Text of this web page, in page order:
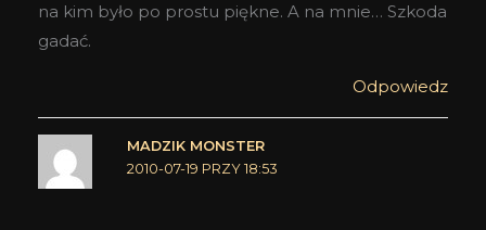
na kim było po prostu piękne. A na mnie… Szkoda
gadać.
Odpowiedz
MADZIK MONSTER
2010-07-19 PRZY 18:53